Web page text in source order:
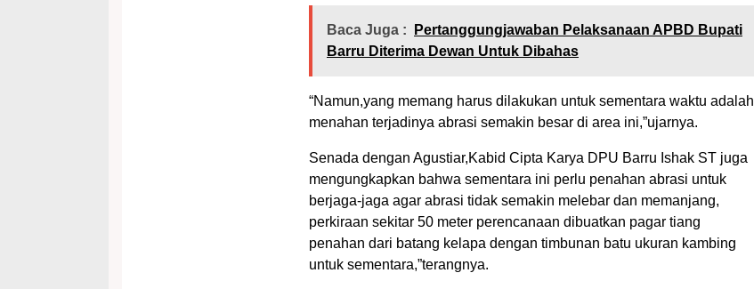
Baca Juga :
Pertanggungjawaban Pelaksanaan APBD Bupati
Barru Diterima Dewan Untuk Dibahas
“Namun,yang memang harus dilakukan untuk sementara waktu adalah
menahan terjadinya abrasi semakin besar di area ini,”ujarnya.
Senada dengan Agustiar,Kabid Cipta Karya DPU Barru Ishak ST juga
mengungkapkan bahwa sementara ini perlu penahan abrasi untuk
berjaga-jaga agar abrasi tidak semakin melebar dan memanjang,
perkiraan sekitar 50 meter perencanaan dibuatkan pagar tiang
penahan dari batang kelapa dengan timbunan batu ukuran kambing
untuk sementara,”terangnya.